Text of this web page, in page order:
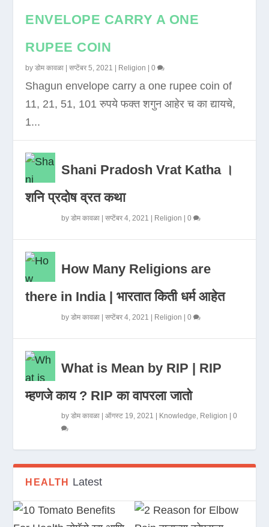
ENVELOPE CARRY A ONE
RUPEE COIN
byडोम कावळा |सप्टेंबर 5, 2021 Religion |0
Shagun envelope carry a one rupee coin of
11, 21, 51, 101 रुपये फक्त शगुन आहेर च का द्यायचे,
1...
Shani Pradosh Vrat Katha ।
शनि प्रदोष व्रत कथा
byडोम कावळा |सप्टेंबर 4, 2021 Religion |0
How Many Religions are
there in India | भारतात किती धर्म आहेत
byडोम कावळा |सप्टेंबर 4, 2021 Religion |0
What is Mean by RIP | RIP
म्हणजे काय ? RIP का वापरला जातो
byडोम कावळा |ऑगस्ट 19, 2021 Knowledge, Religion |0
HEALTH Latest